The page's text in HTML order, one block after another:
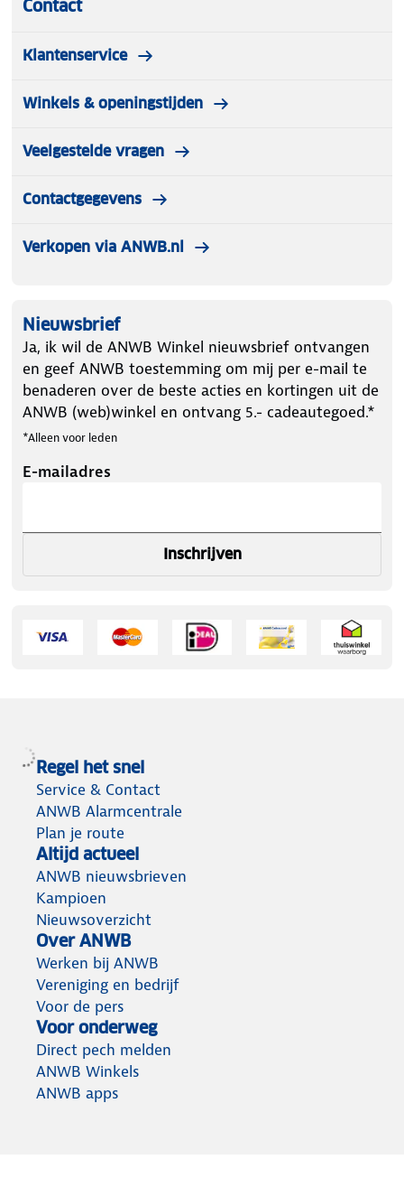
Contact
Klantenservice
Winkels & openingstijden
Veelgestelde vragen
Contactgegevens
Verkopen via ANWB.nl
Nieuwsbrief
Ja, ik wil de ANWB Winkel nieuwsbrief ontvangen
en geef ANWB toestemming om mij per e-mail te
benaderen over de beste acties en kortingen uit de
ANWB (web)winkel en ontvang 5.- cadeautegoed.*
*Alleen voor leden
E-mailadres
Inschrijven
Regel het snel
Service & Contact
ANWB Alarmcentrale
Plan je route
Altijd actueel
ANWB nieuwsbrieven
Kampioen
Nieuwsoverzicht
Over ANWB
Werken bij ANWB
Vereniging en bedrijf
Voor de pers
Voor onderweg
Direct pech melden
ANWB Winkels
ANWB apps